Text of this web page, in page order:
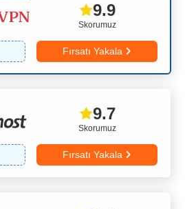
Skorumuz
9.9
Fırsatı Yakala
Skorumuz
9.7
Fırsatı Yakala